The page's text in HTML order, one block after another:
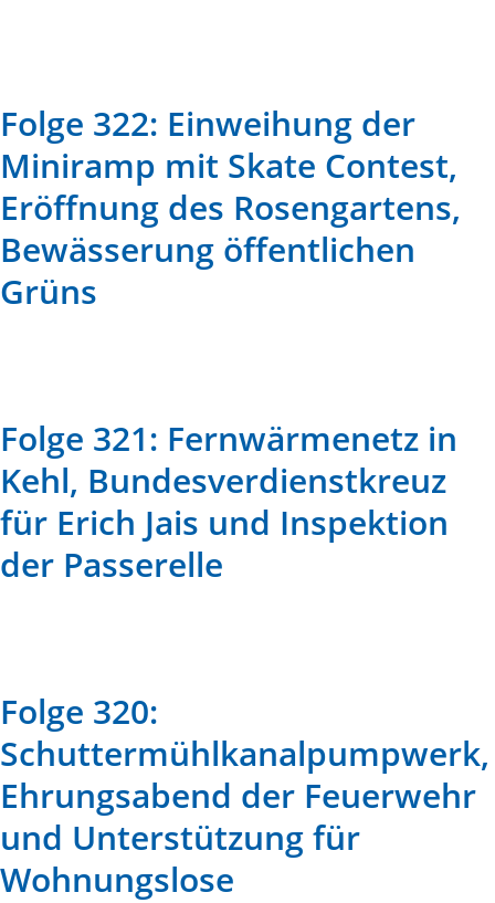
Folge 322: Einweihung der
Miniramp mit Skate Contest,
Eröffnung des Rosengartens,
Bewässerung öffentlichen
Grüns
Folge 321: Fernwärmenetz in
Kehl, Bundesverdienstkreuz
für Erich Jais und Inspektion
der Passerelle
Folge 320:
Schuttermühlkanalpumpwerk,
Ehrungsabend der Feuerwehr
und Unterstützung für
Wohnungslose